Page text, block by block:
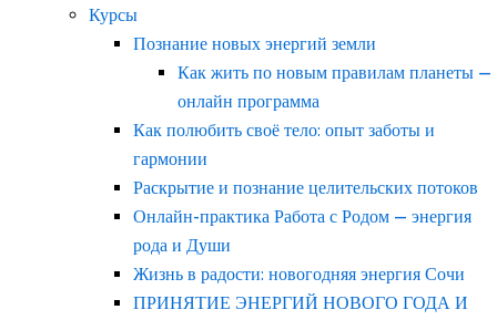
Курсы
Познание новых энергий земли
Как жить по новым правилам планеты —
онлайн программа
Как полюбить своё тело: опыт заботы и
гармонии
Раскрытие и познание целительских потоков
Онлайн-практика Работа с Родом — энергия
рода и Души
Жизнь в радости: новогодняя энергия Сочи
ПРИНЯТИЕ ЭНЕРГИЙ НОВОГО ГОДА И